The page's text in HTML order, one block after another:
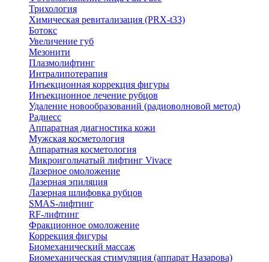
Трихология
Химическая ревитализация (PRX-t33)
Ботокс
Увеличение губ
Мезонити
Плазмолифтинг
Интралипотерапия
Инъекционная коррекция фигуры
Инъекционное лечение рубцов
Удаление новообразований (радиоволновой метод)
Радиесс
Аппаратная диагностика кожи
Мужская косметология
Аппаратная косметология
Микроигольчатый лифтинг Vivace
Лазерное омоложение
Лазерная эпиляция
Лазерная шлифовка рубцов
SMAS-лифтинг
RF-лифтинг
Фракционное омоложение
Коррекция фигуры
Биомеханический массаж
Биомеханическая стимуляция (аппарат Назарова)